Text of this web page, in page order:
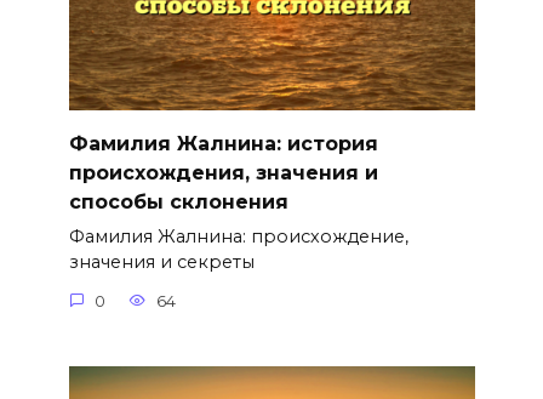
Фамилия Жалнина: история
происхождения, значения и
способы склонения
Фамилия Жалнина: происхождение,
значения и секреты
0 64